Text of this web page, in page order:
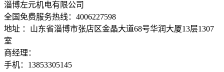
淄博左元机电有限公司
全国免费服务热线：4006227598
地址 ：山东省淄博市张店区金晶大道68号华润大厦13层1307
室
商经理：
手机：13853305145